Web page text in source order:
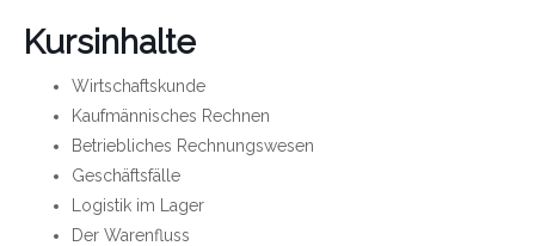
Kursinhalte
Wirtschaftskunde
Kaufmännisches Rechnen
Betriebliches Rechnungswesen
Geschäftsfälle
Logistik im Lager
Der Warenfluss